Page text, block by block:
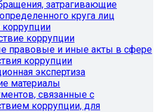
затрагивающие
круга лиц
коррупции
правовые и иные акты в сфере
коррупции
экспертиза
материалы
связанные с
коррупции, для